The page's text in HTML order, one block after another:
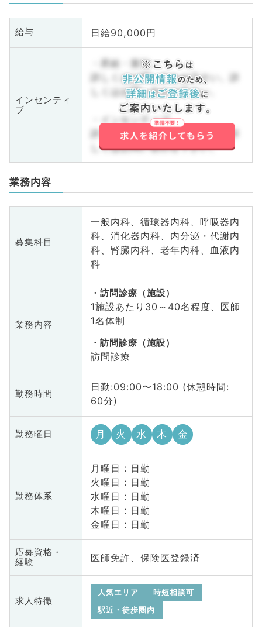
給与 日給90,000円
インセンティ
ブ
・昇給・賞与
詳しくはお問い合わせ下さい。詳
しくはお問い合わせ下さい。
・インセンティブ
詳しくはお問い合わせ下さい。詳
しくはお問い合わせ下さい。
業務内容
募集科目
一般内科、循環器内科、呼吸器内
科、消化器内科、内分泌・代謝内
科、腎臓内科、老年内科、血液内
科
業務内容
訪問診療（施設）
1施設あたり30～40名程度、医師
1名体制
訪問診療（施設）
訪問診療
勤務時間
日勤:09:00〜18:00 (休憩時間:
60分)
勤務曜日 月 火 水 木 金
勤務体系
月曜日 : 日勤
火曜日 : 日勤
水曜日 : 日勤
木曜日 : 日勤
金曜日 : 日勤
応募資格・
経験
医師免許、保険医登録済
求人特徴
人気エリア
時短相談可
駅近・徒歩圏内